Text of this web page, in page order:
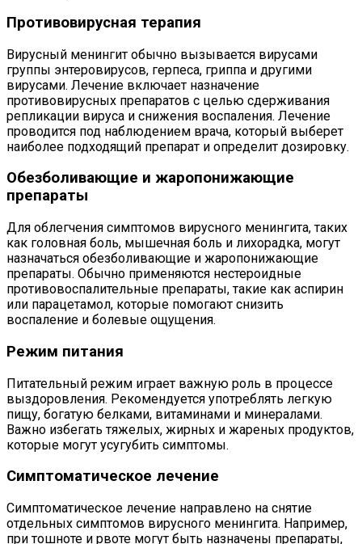
Противовирусная терапия
Вирусный менингит обычно вызывается вирусами
группы энтеровирусов, герпеса, гриппа и другими
вирусами. Лечение включает назначение
противовирусных препаратов с целью сдерживания
репликации вируса и снижения воспаления. Лечение
проводится под наблюдением врача, который выберет
наиболее подходящий препарат и определит дозировку.
Обезболивающие и жаропонижающие
препараты
Для облегчения симптомов вирусного менингита, таких
как головная боль, мышечная боль и лихорадка, могут
назначаться обезболивающие и жаропонижающие
препараты. Обычно применяются нестероидные
противовоспалительные препараты, такие как аспирин
или парацетамол, которые помогают снизить
воспаление и болевые ощущения.
Режим питания
Питательный режим играет важную роль в процессе
выздоровления. Рекомендуется употреблять легкую
пищу, богатую белками, витаминами и минералами.
Важно избегать тяжелых, жирных и жареных продуктов,
которые могут усугубить симптомы.
Симптоматическое лечение
Симптоматическое лечение направлено на снятие
отдельных симптомов вирусного менингита. Например,
при тошноте и рвоте могут быть назначены препараты,